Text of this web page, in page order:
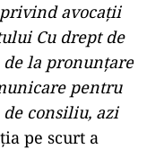
avocaţii
Cu drept de
la pronunţare
pentru
consiliu, azi
pe scurt a